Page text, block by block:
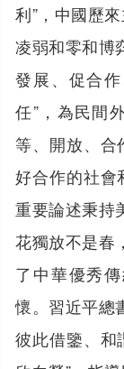
利”，中國歷
凌弱和零和博
發展、促合
任”，為民間
等、開放、合
好合作的社會
重要論述秉持
花獨放不是春
了中華優秀
懷。習近平總
彼此借鑒、和